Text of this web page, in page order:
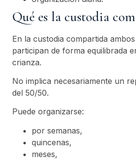
Qué es la custodia
En la custodia compartida
participan de forma equilibrada
crianza.
No implica necesariamente un
del 50/50.
Puede organizarse:
por semanas,
quincenas,
meses,